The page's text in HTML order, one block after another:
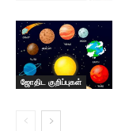
ஜோதிட குறிப்புகள்